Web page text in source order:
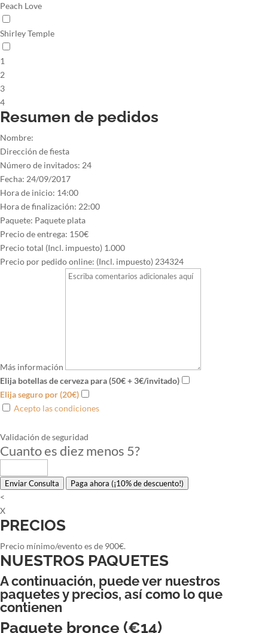
Peach Love
Shirley Temple
1
2
3
4
Resumen de pedidos
Nombre:
Dirección de fiesta
Número de invitados: 24
Fecha: 24/09/2017
Hora de inicio: 14:00
Hora de finalización: 22:00
Paquete: Paquete plata
Precio de entrega: 150€
Precio total (Incl. impuesto) 1.000
Precio por pedido online: (Incl. impuesto) 234324
Más información
Elija botellas de cerveza para (50€ + 3€/invitado)
Elija seguro por (20€)
Acepto las condiciones
Validación de seguridad
Cuanto es diez menos 5?
Enviar Consulta Paga ahora (¡10% de descuento!)
<
X
PRECIOS
Precio mínimo/evento es de 900€.
NUESTROS PAQUETES
A continuación, puede ver nuestros
paquetes y precios, así como lo que
contienen
Paquete bronce (€14)